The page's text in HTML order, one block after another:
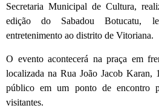
Secretaria Municipal de Cultura,
edição do Sabadou Botucatu,
entretenimento ao distrito de Vitoriana.
O evento acontecerá na praça em
localizada na Rua João Jacob Karan,
público em um ponto de encontro
visitantes.